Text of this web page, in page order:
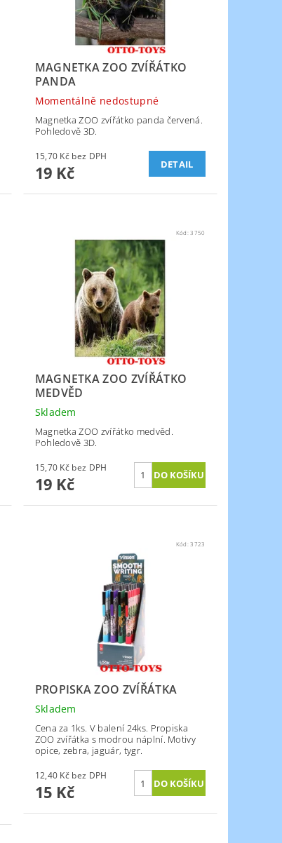
MAGNETKA ZOO ZVÍŘÁTKO
PANDA
Momentálně nedostupné
Magnetka ZOO zvířátko panda červená.
Pohledově 3D.
15,70 Kč bez DPH
19 Kč DETAIL
Kód:3750
MAGNETKA ZOO ZVÍŘÁTKO
MEDVĚD
Skladem
Magnetka ZOO zvířátko medvěd.
Pohledově 3D.
15,70 Kč bez DPH
19 Kč
Kód:3723
PROPISKA ZOO ZVÍŘÁTKA
Skladem
Cena za 1ks. V balení 24ks. Propiska
ZOO zvířátka s modrou náplní. Motivy
opice, zebra, jaguár, tygr.
12,40 Kč bez DPH
15 Kč